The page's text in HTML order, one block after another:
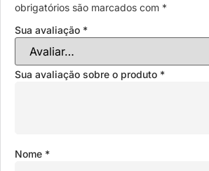
obrigatórios são marcados com *
Sua avaliação *
Sua avaliação sobre o produto *
Nome *